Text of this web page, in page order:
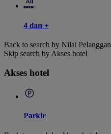
4 dan +
Back to search by Nilai Pelanggan
Skip search by Akses hotel
Akses hotel
Parkir